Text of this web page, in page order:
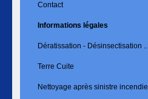
Contact
Informations légales
Dératissation - Désinsectisation ..
Terre Cuite
Nettoyage après sinistre incendie